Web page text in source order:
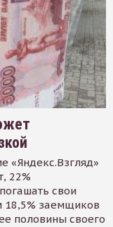
«Яндекс.Взгляд»
22%
свои
18,5% заемщиков
половины своего